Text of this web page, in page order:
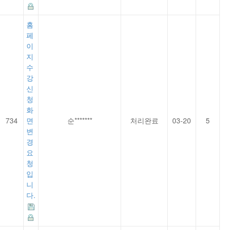
734
홈
페
이
지
수
강
신
청
화
면
변
경
요
청
입
니
다.
순******* 처리완료 03-20 5